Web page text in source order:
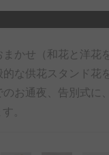
まかせ（和花と洋花
な供花スタンド花
お通夜、告別式に
。